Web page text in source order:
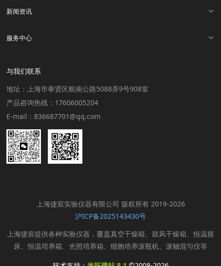
新闻资讯
服务中心
与我们联系
地址：上海市奉贤区航南公路5088弄9号908室
产品咨询热线：17606005204
E-mail：836687701@qq.com
上海捷宸实验仪器有限公司 版权所有 2019-2026
沪ICP备2025143430号
上海捷宸提供各种实验仪器，覆盖真空干燥箱、鼓风干燥箱、恒温摇
床、恒温培养箱、光照培养箱、细胞培养滚瓶机、滚轴混匀仪等